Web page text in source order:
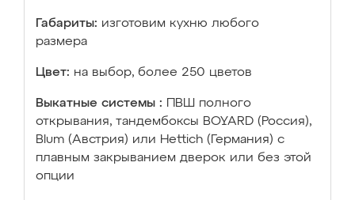
Габариты: изготовим кухню любого
размера
Цвет: на выбор, более 250 цветов
Выкатные системы :
ПВШ полного
открывания, тандембоксы BOYARD (Россия),
Blum (Австрия) или Hettich (Германия) с
плавным закрыванием дверок или без этой
опции